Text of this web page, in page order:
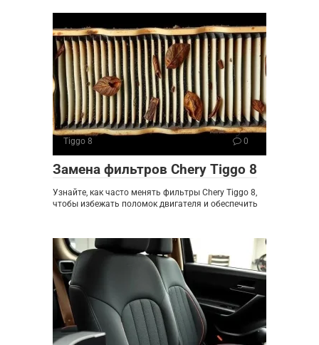
Tiggo 8 0
Замена фильтров Chery Tiggo 8
Узнайте, как часто менять фильтры Chery Tiggo 8,
чтобы избежать поломок двигателя и обеспечить